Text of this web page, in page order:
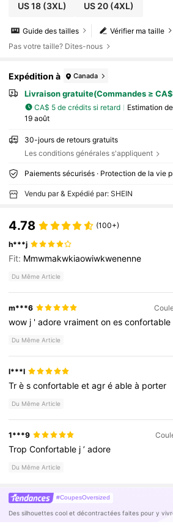
US 18(3XL) US 20 (4XL)
Vérifier ma taille
Guide des tailles
Pas votre taille? Dites-nous
Expédition à Canada
Livraison gratuite(Commandes ≥
CA$ 5 de crédits si retard Estimation
19 août
30-jours de retours gratuits
Les conditions générales s'appliquent
Paiements sécurisés · Protection de la vie
Vendu par & Expédié par: SHEIN
4.78 (100+)
h***j
Fit: Mmwmakwkiaowiwkwenenne
Du Même Article
m***6
wow j 'adorevraimentonesconfortable
Du Même Article
l***l
Trèsconfortableetagréableà porter
Du Même Article
1***9
TropConfortable j’adore
Du Même Article
#CoupesOversized
Des silhouettes cool et décontractées faites pour y